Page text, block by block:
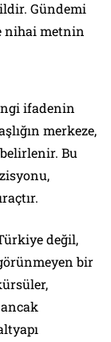
Gündemi
nihai metnin
ifadenin
merkeze,
Bu
değil,
bir